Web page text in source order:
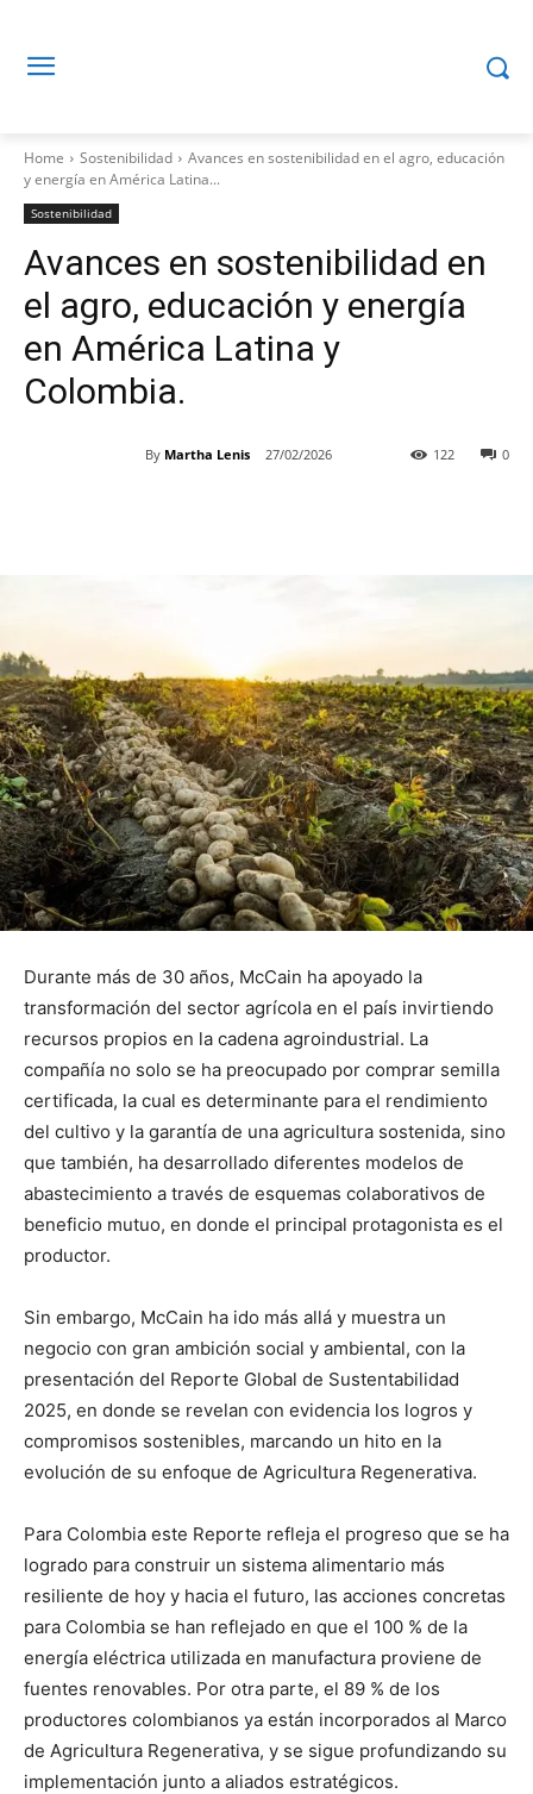
Home Sostenibilidad
Avances en sostenibilidad en el agro, educación
y energía en América Latina...
Sostenibilidad
Avances en sostenibilidad en
el agro, educación y energía
en América Latina y
Colombia.
By Martha Lenis 27/02/2026 0
122
Durante más de 30 años, McCain ha apoyado la
transformación del sector agrícola en el país invirtiendo
recursos propios en la cadena agroindustrial. La
compañía no solo se ha preocupado por comprar semilla
certificada, la cual es determinante para el rendimiento
del cultivo y la garantía de una agricultura sostenida, sino
que también, ha desarrollado diferentes modelos de
abastecimiento a través de esquemas colaborativos de
beneficio mutuo, en donde el principal protagonista es el
productor.
Sin embargo, McCain ha ido más allá y muestra un
negocio con gran ambición social y ambiental, con la
presentación del Reporte Global de Sustentabilidad
2025, en donde se revelan con evidencia los logros y
compromisos sostenibles, marcando un hito en la
evolución de su enfoque de Agricultura Regenerativa.
Para Colombia este Reporte refleja el progreso que se ha
logrado para construir un sistema alimentario más
resiliente de hoy y hacia el futuro, las acciones concretas
para Colombia se han reflejado en que el 100 % de la
energía eléctrica utilizada en manufactura proviene de
fuentes renovables. Por otra parte, el 89 % de los
productores colombianos ya están incorporados al Marco
de Agricultura Regenerativa, y se sigue profundizando su
implementación junto a aliados estratégicos.